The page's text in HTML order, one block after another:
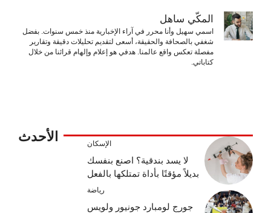
المكّي ساهل
اسمي سهيل وأنا محرر في آراء الإخبارية منذ خمس سنوات. بفضل
شغفي بالصحافة والحقيقة، أسعى لتقديم تحليلات دقيقة وتقارير
مفصلة تعكس واقع عالمنا. هدفي هو إعلام وإلهام قرائنا من خلال
كتاباتي.
الأحدث الإسكان
لا يسد بندقية؟ اصنع بنفسك
بديلاً مؤقتًا بأداة تمتلكها بالفعل
رياضة
جورج لومبارد جونيور ولويس